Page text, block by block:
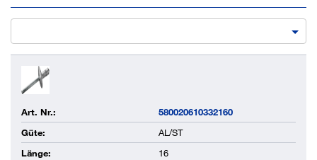
Art. Nr.:
580020610332160
Güte:
AL/ST
Länge:
16